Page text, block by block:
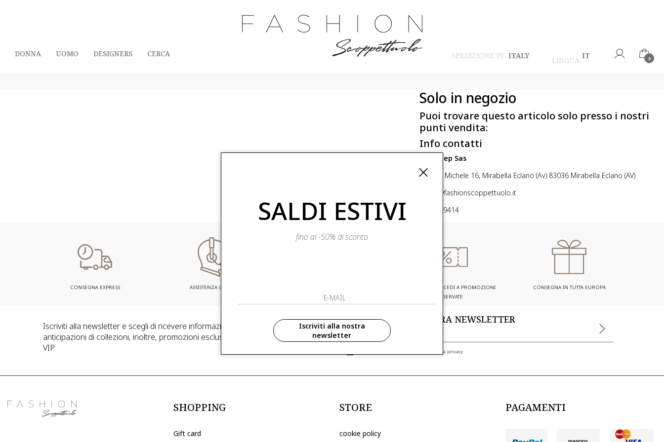
SPEDIZIONE IN ITALY
LINGUA
IT 0
DONNA UOMO DESIGNERS CERCA
Solo in negozio
Puoi trovare questo articolo solo presso i nostri
punti vendita:
Info contatti
First step Sas
Via San Michele 16, Mirabella Eclano (Av) 83036 Mirabella Eclano (AV)
ordini@fashionscoppettuolo.it
0825449414
CONSEGNA EXPRESS ASSISTENZA CLIENTI
ISCRIVITI ED ACCEDI A PROMOZIONI
RISERVATE
CONSEGNA IN TUTTA EUROPA
Iscriviti alla newsletter e scegli di ricevere informazioni in anteprima ed
anticipazioni di collezioni, inoltre, promozioni esclusive riservate ai nostri clienti
VIP
ISCRIVITI ALLA NOSTRA NEWSLETTER
ho letto ed accettato le condizioni sulla privacy.
SHOPPING
Gift card
STORE
cookie policy
PAGAMENTI
SALDI ESTIVI
fino al -50% di sconto
Iscriviti alla nostra
newsletter